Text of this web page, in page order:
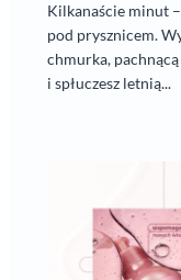
Kilkanaście minut
pod prysznicem.
chmurka,
i spłuczesz letnią...